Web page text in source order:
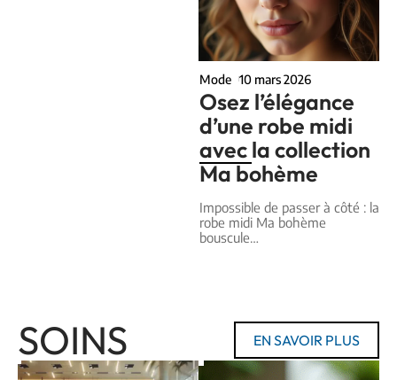
Mode 10 mars 2026
Osez l’élégance
d’une robe midi
avec la collection
Ma bohème
Impossible de passer à côté : la
robe midi Ma bohème
bouscule…
SOINS EN SAVOIR PLUS